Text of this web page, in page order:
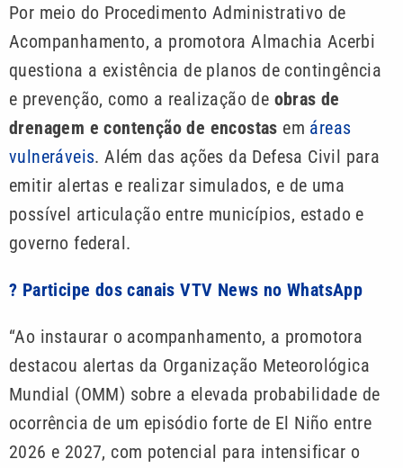
Por meio do Procedimento Administrativo de
Acompanhamento, a promotora Almachia Acerbi
questiona a existência de planos de contingência
e prevenção, como a realização de obras de
drenagem e contenção de encostas em áreas
vulneráveis. Além das ações da Defesa Civil para
emitir alertas e realizar simulados, e de uma
possível articulação entre municípios, estado e
governo federal.
? Participe dos canais VTV News no WhatsApp
“Ao instaurar o acompanhamento, a promotora
destacou alertas da Organização Meteorológica
Mundial (OMM) sobre a elevada probabilidade de
ocorrência de um episódio forte de El Niño entre
2026 e 2027, com potencial para intensificar o